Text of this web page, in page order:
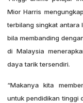
Mior Harris
terbilang singkat antara
bila membanding
di Malaysia
daya tarik tersendiri.
“Makanya kita
untuk pendidikan tinggi